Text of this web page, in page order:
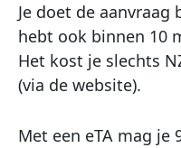
Je doet de
hebt ook binnen 10
Het kost je slechts
(via de website).
Met een eTA mag je